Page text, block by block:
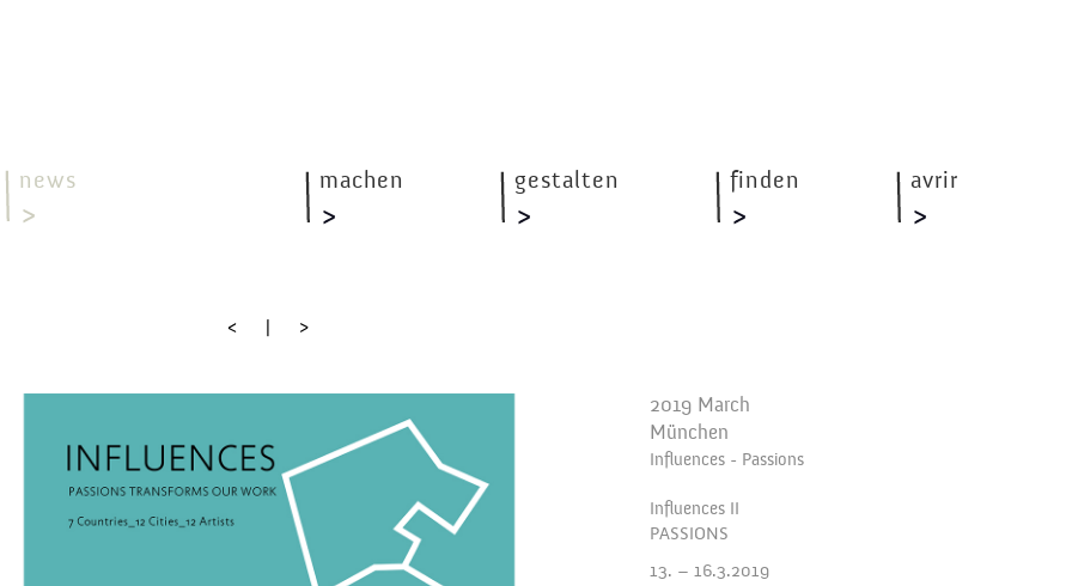
news machen gestalten finden avrir
< >
2019 March
München
Influences - Passions
Influences II
PASSIONS
13. – 16.3.2019